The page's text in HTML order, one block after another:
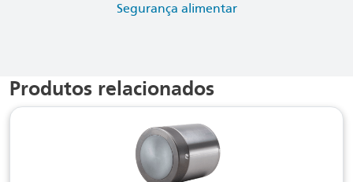
Segurança alimentar
Produtos relacionados